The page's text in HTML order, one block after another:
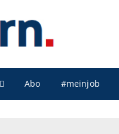
Abo #meinjob